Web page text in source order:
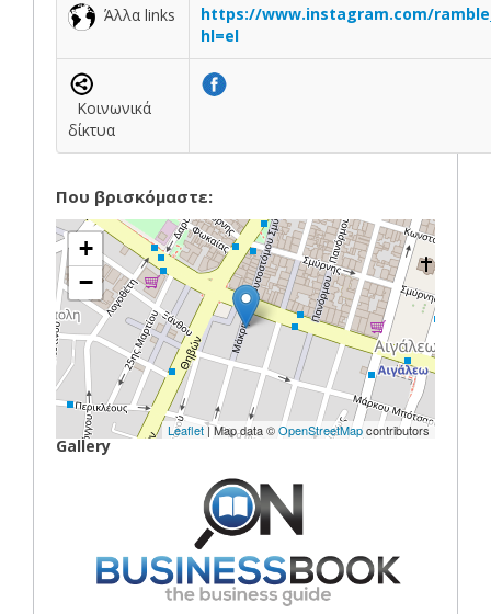
Άλλα links
https://www.instagram.com/
hl=el
Κοινωνικά
δίκτυα
Που βρισκόμαστε:
+
−
Leaflet| Map data ©OpenStreetMapcontributors
Gallery